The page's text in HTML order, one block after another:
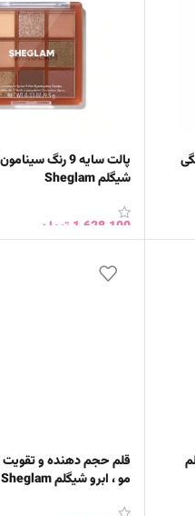
پالت سایه 9 رنگ
شیگلم Sheglam
1,628,100 تومان
قلم حجم دهنده و تقویت
مو ، ابرو شیگلم Sheglam